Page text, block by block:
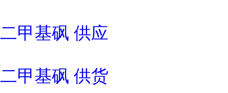
二甲基砜 供应
二甲基砜 供货